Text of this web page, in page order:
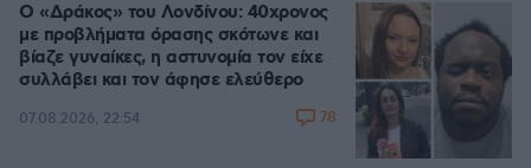
Ο «Δράκος» του Λονδίνου: 40χρονος
με προβλήματα όρασης σκότωνε και
βίαζε γυναίκες, η αστυνομία τον είχε
συλλάβει και τον άφησε ελεύθερο
07.08.2026, 22:54 78